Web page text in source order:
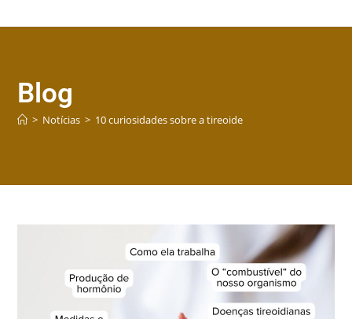
Blog
> Notícias > 10 curiosidades sobre a tireoide